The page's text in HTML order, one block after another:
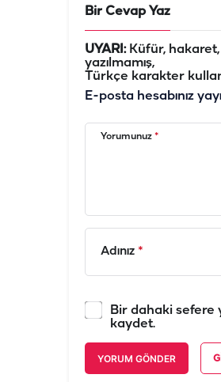
Bir Cevap Yaz
UYARI:Küfür, hakaret,
yazılmamış,
Türkçe karakter
E-posta hesabınız
Yorumunuz *
Adınız *
Bir dahaki sefere
kaydet.
YORUM GÖNDER